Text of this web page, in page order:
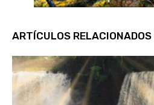
ARTÍCULOS RELACIONADOS